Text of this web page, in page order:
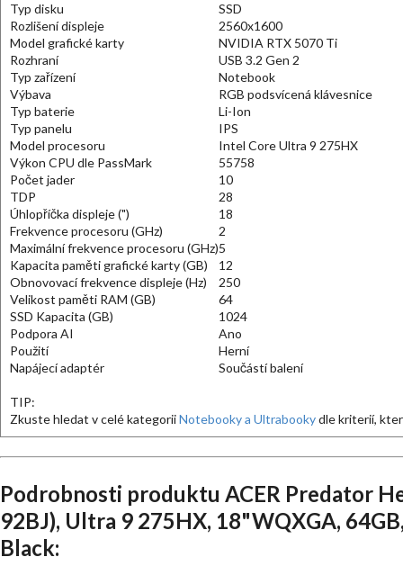
Typ disku
SSD
Rozlišení displeje
2560x1600
Model grafické karty
NVIDIA RTX 5070 Ti
Rozhraní
USB 3.2 Gen 2
Typ zařízení
Notebook
Výbava
RGB podsvícená klávesnice
Typ baterie
Li-Ion
Typ panelu
IPS
Model procesoru
Intel Core Ultra 9 275HX
Výkon CPU dle PassMark
55758
Počet jader
10
TDP
28
Úhlopříčka displeje (")
18
Frekvence procesoru (GHz)
2
Maximální frekvence procesoru (GHz)5
Kapacita paměti grafické karty (GB)
12
Obnovovací frekvence displeje (Hz)
250
Velikost paměti RAM (GB)
64
SSD Kapacita (GB)
1024
Podpora AI
Ano
Použití
Herní
Napájecí adaptér
Součástí balení
TIP:
Zkuste hledat v celé kategoriiNotebooky a Ultrabookydle kriterií,
Podrobnosti produktu ACER Predator
92BJ), Ultra 9 275HX, 18"WQXGA,
Black: